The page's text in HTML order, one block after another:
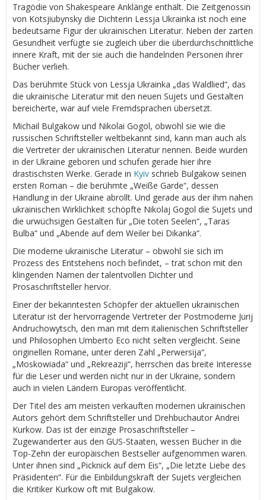
Tragödie von Shakespeare Anklänge enthält. Die Zeitgenossin
von Kotsjiubynsky die Dichterin Lessja Ukrainka ist noch eine
bedeutsame Figur der ukrainischen Literatur. Neben der zarten
Gesundheit verfügte sie zugleich über die überdurchschnittliche
innere Kraft, mit der sie auch die handelnden Personen ihrer
Bücher verlieh.
Das berühmte Stück von Lessja Ukrainka „das Waldlied“, das
die ukrainische Literatur mit den neuen Sujets und Gestalten
bereicherte, war auf viele Fremdsprachen übersetzt.
Michail Bulgakow und Nikolai Gogol, obwohl sie wie die
russischen Schriftsteller weltbekannt sind, kann man auch als
die Vertreter der ukrainischen Literatur nennen. Beide wurden
in der Ukraine geboren und schufen gerade hier ihre
drastischsten Werke. Gerade in Kyiv schrieb Bulgakow seinen
ersten Roman – die berühmte „Weiße Garde“, dessen
Handlung in der Ukraine abrollt. Und gerade aus der ihm nahen
ukrainischen Wirklichkeit schöpfte Nikolaj Gogol die Sujets und
die urwüchsigen Gestalten für „Die toten Seelen“, „Taras
Bulba“ und „Abende auf dem Weiler bei Dikanka“.
Die moderne ukrainische Literatur – obwohl sie sich im
Prozess des Entstehens noch befindet, – trat schon mit den
klingenden Namen der talentvollen Dichter und
Prosaschriftsteller hervor.
Einer der bekanntesten Schöpfer der aktuellen ukrainischen
Literatur ist der hervorragende Vertreter der Postmoderne Jurij
Andruchowytsch, den man mit dem italienischen Schriftsteller
und Philosophen Umberto Eco nicht selten vergleicht. Seine
originellen Romane, unter deren Zahl „Perwersija“,
„Moskowiada“ und „Rekreaziji“, herrschen das breite Interesse
für die Leser und werden nicht nur in der Ukraine, sondern
auch in vielen Ländern Europas veröffentlicht.
Der Titel des am meisten verkauften modernen ukrainischen
Autors gehört dem Schriftsteller und Drehbuchautor Andrei
Kurkow. Das ist der einzige Prosaschriftsteller –
Zugewanderter aus den GUS-Staaten, wessen Bücher in die
Top-Zehn der europäischen Bestseller aufgenommen waren.
Unter ihnen sind „Picknick auf dem Eis“, „Die letzte Liebe des
Präsidenten“. Für die Einbildungskraft der Sujets vergleichen
die Kritiker Kurkow oft mit Bulgakow.